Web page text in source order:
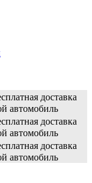
доставка
автомобиль
доставка
автомобиль
доставка
автомобиль